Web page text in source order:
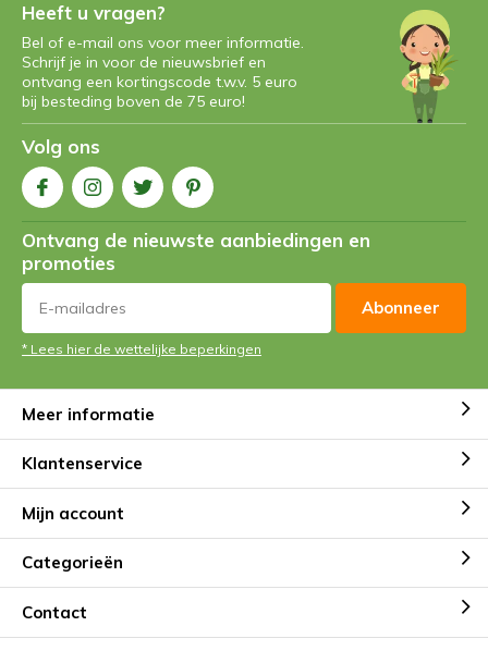
Heeft u vragen?
Bel of e-mail ons voor meer informatie.
Schrijf je in voor de nieuwsbrief en
ontvang een kortingscode t.w.v. 5 euro
bij besteding boven de 75 euro!
Volg ons
Ontvang de nieuwste aanbiedingen en
promoties
Abonneer
* Lees hier de wettelijke beperkingen
Meer informatie
Klantenservice
Mijn account
Categorieën
Contact